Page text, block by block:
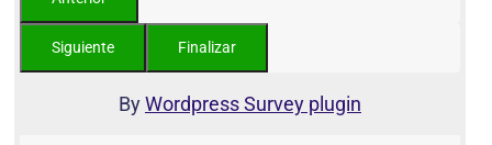
ByWordpress Survey plugin